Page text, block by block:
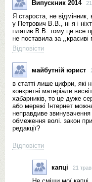
Випускник 2014
Я староста, не
у Петрович В.В., ні я і
платив В.В. тому це все
не поставила за ,,красиві
Відповісти
майбутній юрист
в статті лише цифри, які
конкретні матеріали
хабарників, то це дуже
або мережі Інтернет
неправдиве
обмеження волі. закон
редакції?
Відповісти
капці 21